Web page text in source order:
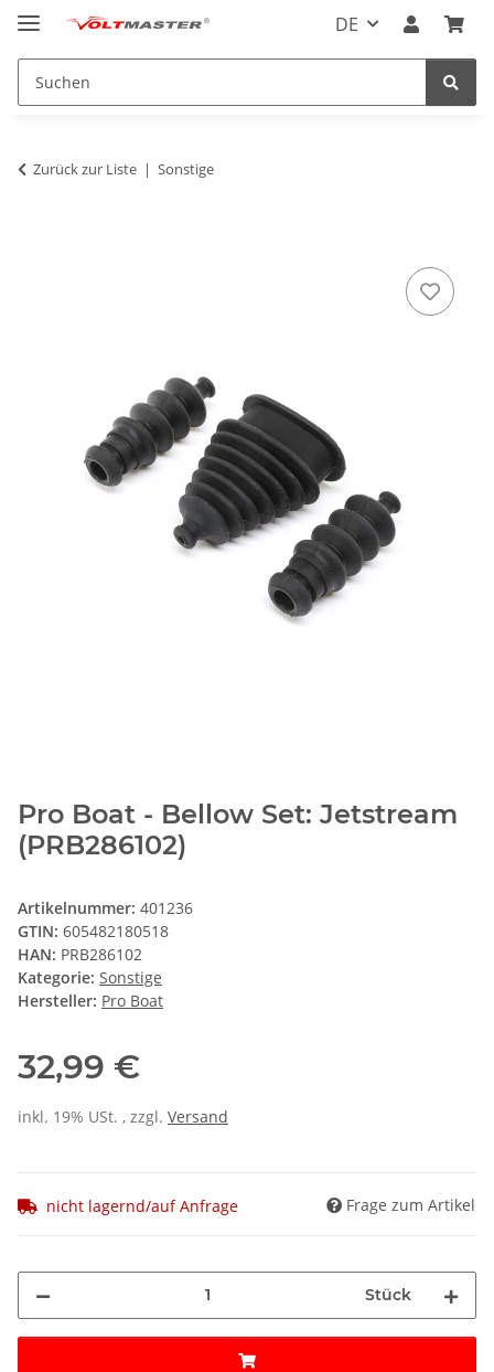
DE
Zurück zur Liste Sonstige
Pro Boat - Bellow Set: Jetstream
(PRB286102)
Artikelnummer: 401236
GTIN: 605482180518
HAN: PRB286102
Kategorie: Sonstige
Hersteller: Pro Boat
32,99 €
inkl. 19% USt. , zzgl. Versand
nicht lagernd/auf Anfrage Frage zum Artikel
Stück